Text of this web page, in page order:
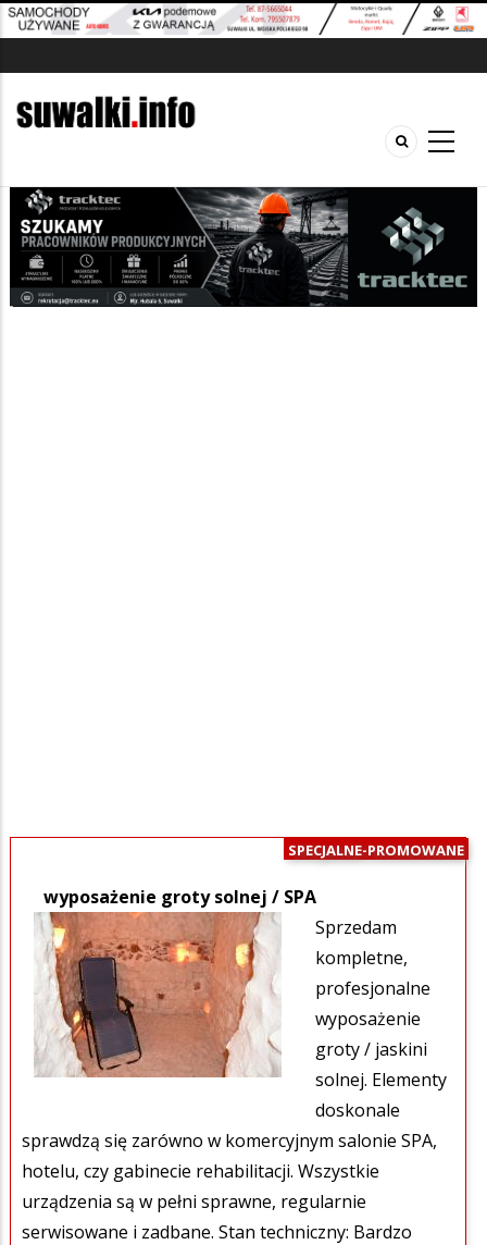
Ogłoszenia / Sport i rekreacja
Szukana fraza w ogłoszeniach
wyposażenie groty solnej / SPA
SPECJALNE-PROMOWANE
Sprzedam
kompletne,
profesjonalne
wyposażenie
groty / jaskini
solnej. Elementy
doskonale
sprawdzą się zarówno w komercyjnym salonie SPA,
hotelu, czy gabinecie rehabilitacji. Wszystkie
urządzenia są w pełni sprawne, regularnie
serwisowane i zadbane. Stan techniczny: Bardzo